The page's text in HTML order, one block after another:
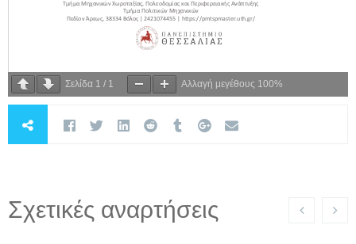
Σελίδα 1 / 1 Αλλαγή μεγέθους 100%
Σχετικές αναρτήσεις